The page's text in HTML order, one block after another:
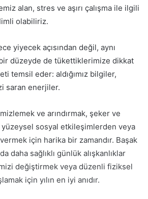
alan, stres ve aşırı çalışma ile ilgili
olabiliriz.
yiyecek açısından değil, aynı
düzeyde de tükettiklerimize dikkat
temsil eder: aldığımız bilgiler,
saran enerjiler.
ve arındırmak, şeker ve
yüzeysel sosyal etkileşimlerden veya
için harika bir zamandır. Başak
daha sağlıklı günlük alışkanlıklar
değiştirmek veya düzenli fiziksel
için yılın en iyi anıdır.